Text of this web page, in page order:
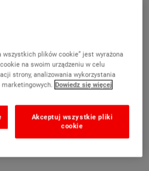
trwalsza niż poprzednio
Matt
wszystkich plików cookie” jest wyrażona
na swoim urządzeniu w celu
strony, analizowania wykorzystania
marketingowych. Dowiedz się więcej
Akceptuj wszystkie pliki
cookie